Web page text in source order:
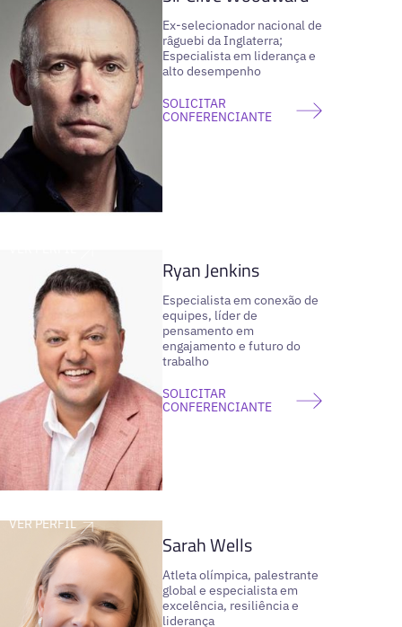
Ex-selecionador nacional de
râguebi da Inglaterra;
Especialista em liderança e
alto desempenho
SOLICITAR
CONFERENCIANTE
Ryan Jenkins
Especialista em conexão de
equipes, líder de
pensamento em
engajamento e futuro do
trabalho
SOLICITAR
CONFERENCIANTE
VER PERFIL
Sarah Wells
Atleta olímpica, palestrante
global e especialista em
excelência, resiliência e
liderança